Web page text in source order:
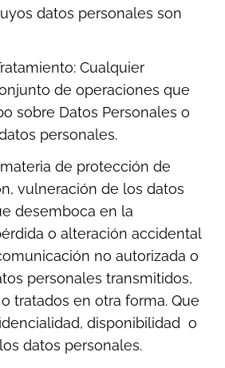
datos personales son
Cualquier
de operaciones que
sobre Datos Personales o
personales.
de protección de
vulneración de los datos
desemboca en la
o alteración accidental
no autorizada o
personales transmitidos,
tratados en otra forma. Que
disponibilidad o
datos personales.